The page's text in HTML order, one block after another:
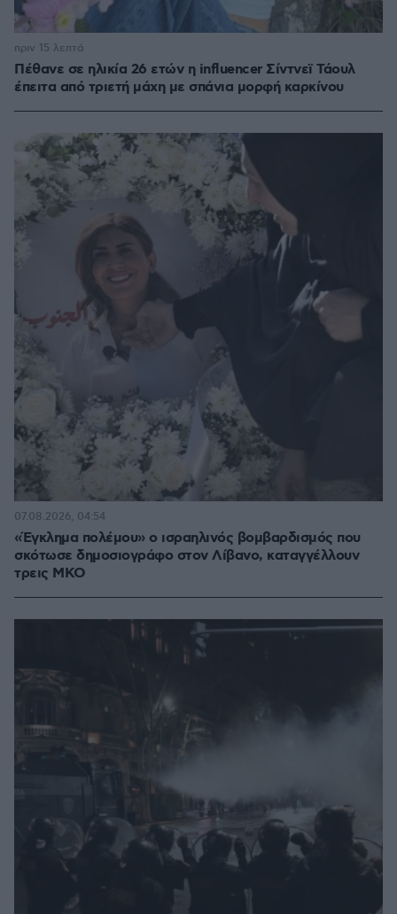
Πέθανε σε ηλικία 26 ετών η influencer Σίντνεϊ Τάουλ
έπειτα από τριετή μάχη με σπάνια μορφή καρκίνου
πριν 15 λεπτά
«Έγκλημα πολέμου» ο ισραηλινός βομβαρδισμός που
σκότωσε δημοσιογράφο στον Λίβανο, καταγγέλλουν
τρεις ΜΚΟ
07.08.2026, 04:54